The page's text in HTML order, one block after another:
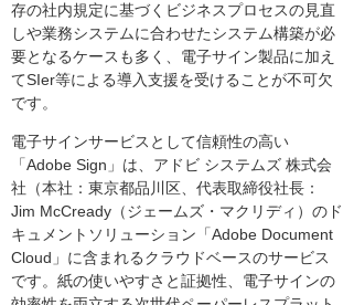
存の社内規定に基づくビジネスプロセスの見直
しや業務システムに合わせたシステム構築が必
要となるケースも多く、電子サイン製品に加え
てSIer等による導入支援を受けることが不可欠
です。
電子サインサービスとして信頼性の高い
「Adobe Sign」は、アドビ システムズ 株式会
社（本社：東京都品川区、代表取締役社長：
Jim McCready（ジェームズ・マクリディ）のド
キュメントソリューション「Adobe Document
Cloud」に含まれるクラウドベースのサービス
です。紙の使いやすさと証拠性、電子サインの